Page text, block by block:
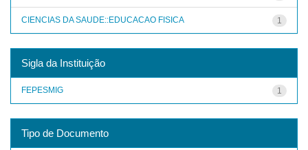
1
CIENCIAS DA SAUDE::EDUCACAO FISICA
Sigla da Instituição
1
FEPESMIG
Tipo de Documento